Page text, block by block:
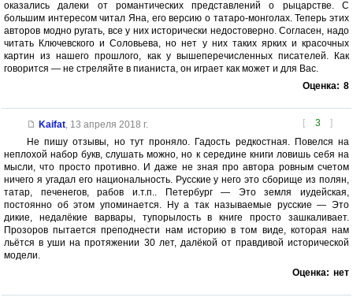
оказались далеки от романтических представлений о рыцарстве. С
большим интересом читал Яна, его версию о татаро-монголах. Теперь этих
авторов модно ругать, все у них исторически недостоверно. Согласен, надо
читать Ключевского и Соловьева, но нет у них таких ярких и красочных
картин из нашего прошлого, как у вышеперечисленных писателей. Как
говорится — не стреляйте в пианиста, он играет как может и для Вас.
Оценка: 8
[ 3 ]
Kaifat, 13 апреля 2018 г.
Не пишу отзывы, но тут проняло. Гадость редкостная. Повелся на
неплохой набор букв, слушать можно, но к середине книги ловишь себя на
мысли, что просто противно. И даже не зная про автора ровным счетом
ничего я угадал его национальность. Русские у него это сборище из полян,
татар, печенегов, рабов и.т.п.. Петербург — Это земля иудейская,
постоянно об этом упоминается. Ну а так называемые русские — Это
дикие, недалёкие варвары, тупорылость в книге просто зашкаливает.
Прозоров пытается преподнести нам историю в том виде, которая нам
льётся в уши на протяжении 30 лет, далёкой от правдивой исторической
модели.
Оценка: нет